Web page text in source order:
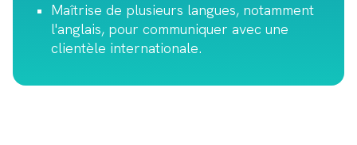
Maîtrise de plusieurs langues, notamment
l'anglais, pour communiquer avec une
clientèle internationale.